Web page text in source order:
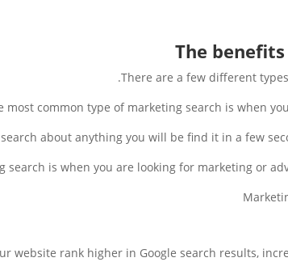
The
There are a few different
most common type of marketing search is when
about anything you will be find it in a few
search is when you are looking for marketing or
website rank higher in Google search results,